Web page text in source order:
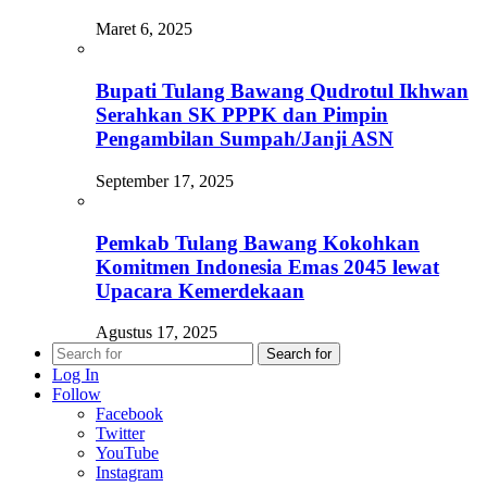
Maret 6, 2025
Bupati Tulang Bawang Qudrotul Ikhwan
Serahkan SK PPPK dan Pimpin
Pengambilan Sumpah/Janji ASN
September 17, 2025
Pemkab Tulang Bawang Kokohkan
Komitmen Indonesia Emas 2045 lewat
Upacara Kemerdekaan
Agustus 17, 2025
Search for
Log In
Follow
Facebook
Twitter
YouTube
Instagram